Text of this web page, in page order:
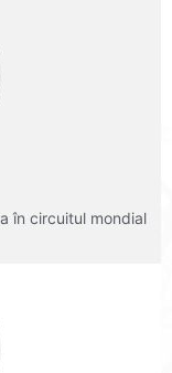
în circuitul mondial